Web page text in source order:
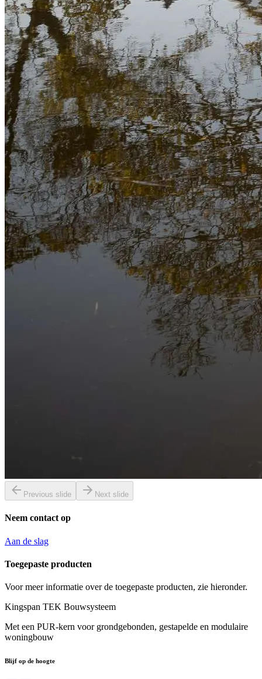
Previous slide Next slide
Neem contact op
Aan de slag
Toegepaste producten
Voor meer informatie over de toegepaste producten, zie hieronder.
Kingspan TEK Bouwsysteem
Met een PUR-kern voor grondgebonden, gestapelde en modulaire
woningbouw
Blijf op de hoogte